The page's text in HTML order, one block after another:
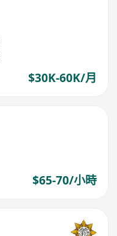
$30K-60K/月
$65-70/小時